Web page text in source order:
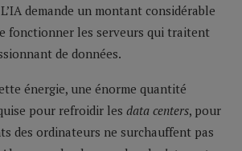
demande un montant considérable
fonctionner les serveurs qui traitent
de données.
énergie, une énorme quantité
pour refroidir les data centers, pour
des ordinateurs ne surchauffent pas